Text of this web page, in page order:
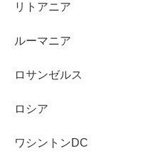
リトアニア
ルーマニア
ロサンゼルス
ロシア
ワシントンDC